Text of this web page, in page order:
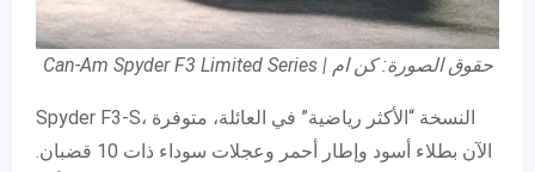
Can-Am Spyder F3 Limited Series | حقوق الصورة: كن ام
Spyder F3-S، النسخة “الأكثر رياضية” في العائلة، متوفرة
الآن بطلاء أسود وإطار أحمر وعجلات سوداء ذات 10 قضبان.